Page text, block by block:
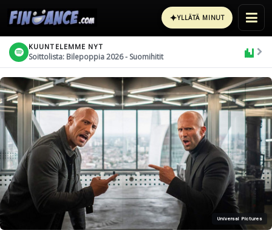
✦YLLÄTÄ MINUT
KUUNTELEMME NYT
Soittolista: Bilepoppia 2026 - Suomihitit
Universal Pictures